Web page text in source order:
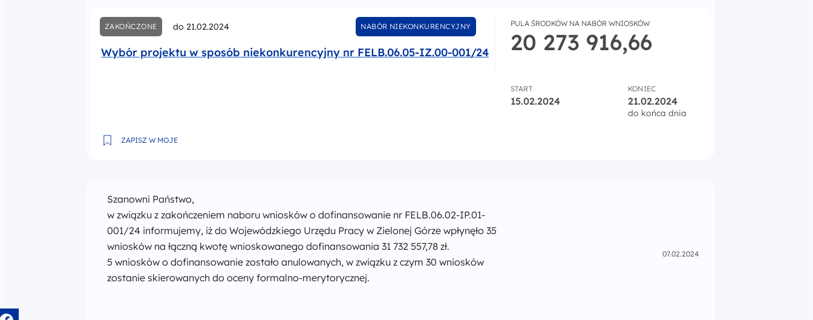
ZAKOŃCZONE do 21.02.2024 NABÓR NIEKONKURENCYJNY
Wybór projektu w sposób niekonkurencyjny nr FELB.06.05-IZ.00-001/24
PULA ŚRODKÓW NA NABÓR WNIOSKÓW
20 273 916,66
START
15.02.2024
KONIEC
21.02.2024
do końca dnia
ZAPISZ W MOJE
Wybór projektu w sposób niekonkurencyjny nr FELB.06.05-IZ.00-001/24
Szanowni Państwo,
w związku z zakończeniem naboru wniosków o dofinansowanie nr FELB.06.02-IP.01-
001/24 informujemy, iż do Wojewódzkiego Urzędu Pracy w Zielonej Górze wpłynęło 35
wniosków na łączną kwotę wnioskowanego dofinansowania 31 732 557,78 zł.
5 wniosków o dofinansowanie zostało anulowanych, w związku z czym 30 wniosków
zostanie skierowanych do oceny formalno-merytorycznej.
07.02.2024